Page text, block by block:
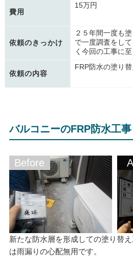
費用
15万円
依頼のきっかけ
２５年間一度も
で一度調査をし
く今回の工事に至
依頼の内容
FRP防水の塗り
バルコニーのFRP防水工事
Before
新たな防水層を形成しての塗り替
は雨漏りの心配無用です。